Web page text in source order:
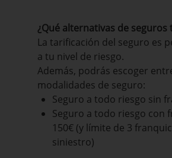
¿Qué alternativas de seguros
La tarificación del seguro es
a tu nivel de riesgo.
Además, podrás escoger
modalidades de seguro:
Seguro a todo riesgo sin
Seguro a todo riesgo con
150€ (y límite de 3
siniestro)